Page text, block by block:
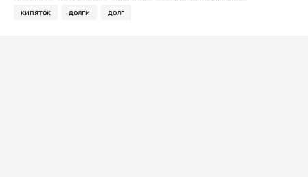
кипяток долги долг